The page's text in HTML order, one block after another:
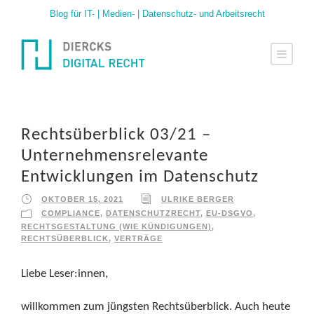
Blog für IT- | Medien- | Datenschutz- und Arbeitsrecht
Rechtsüberblick 03/21 –
Unternehmensrelevante
Entwicklungen im Datenschutz
OKTOBER 15, 2021
ULRIKE BERGER
COMPLIANCE, DATENSCHUTZRECHT, EU-DSGVO,
RECHTSGESTALTUNG (WIE KÜNDIGUNGEN),
RECHTSÜBERBLICK, VERTRÄGE
Liebe Leser:innen,
willkommen zum jüngsten Rechtsüberblick. Auch heute